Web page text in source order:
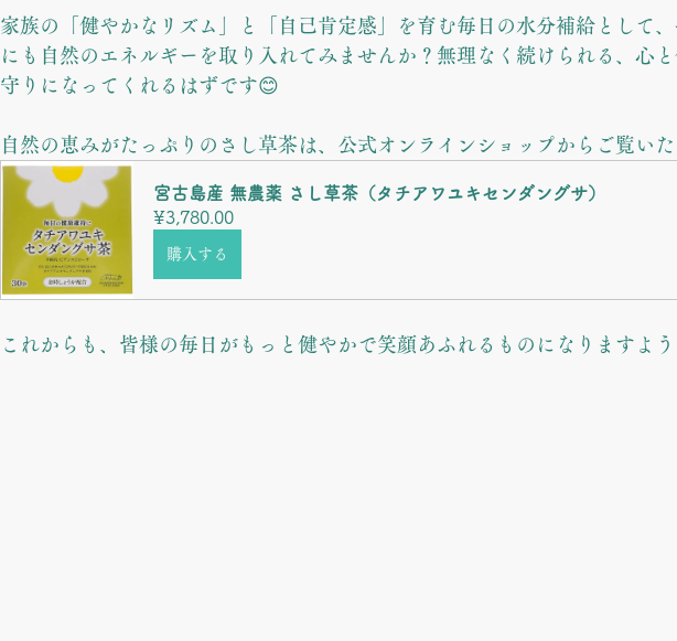
家族の「健やかなリズム」と「自己肯定感」を育む毎日の水分補給として
にも自然のエネルギーを取り入れてみませんか？無理なく続けられる、心
守りになってくれるはずです😊
自然の恵みがたっぷりのさし草茶は、公式オンラインショップからご覧い
宮古島産 無農薬 さし草茶（タチアワユキセンダングサ）
¥3,780.00
購入する
これからも、皆様の毎日がもっと健やかで笑顔あふれるものになりますよう